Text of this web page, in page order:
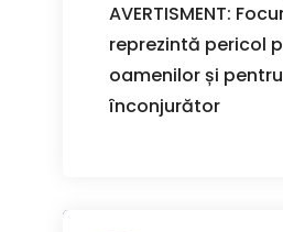
AVERTISMENT:
reprezintă pericol
oamenilor și
înconjurător